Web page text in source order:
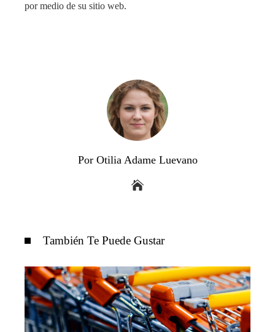
por medio de su sitio web.
Por Otilia Adame Luevano
También Te Puede Gustar